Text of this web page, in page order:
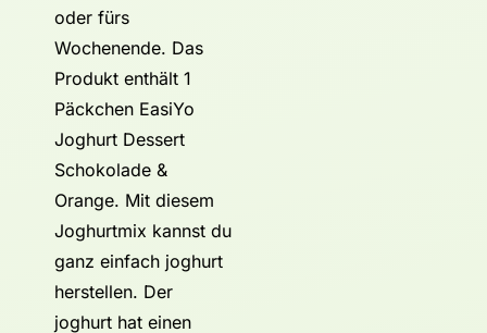
oder fürs
Wochenende. Das
Produkt enthält 1
Päckchen EasiYo
Joghurt Dessert
Schokolade &
Orange. Mit diesem
Joghurtmix kannst du
ganz einfach joghurt
herstellen. Der
joghurt hat einen